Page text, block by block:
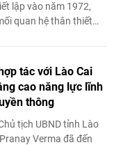
lập vào năm 1972,
quan hệ thân thiết
tác với Lào Cai
cao năng lực lĩnh
thông
tịch UBND tỉnh Lào
Verma đã đến